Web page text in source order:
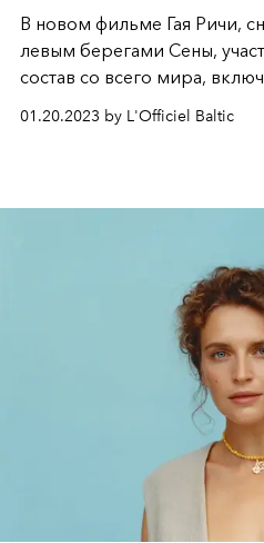
В новом фильме Гая Ричи,
левым берегами Сены,
состав со всего мира,
авангардному духу,
волны».
01.20.2023 by L'Officiel Baltic